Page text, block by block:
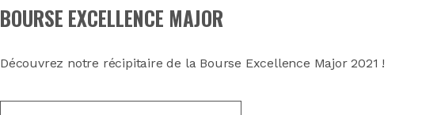
BOURSE EXCELLENCE MAJOR
Découvrez notre récipitaire de la Bourse Excellence Major 2021 !